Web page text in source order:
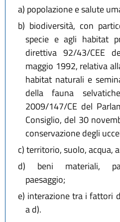
a) popolazione e salute
b) biodiversità, con
specie e agli habitat
direttiva 92/43/CEE
maggio 1992, relativa
habitat naturali e
della fauna
2009/147/CE del
Consiglio, del 30
conservazione degli
c)territorio, suolo, acqua,
d) beni materiali,
paesaggio;
e) interazione tra i fattori
a d).